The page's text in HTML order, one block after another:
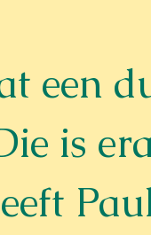
een
is